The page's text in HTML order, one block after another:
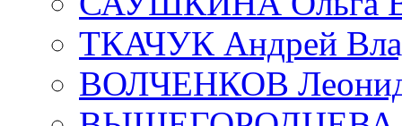
ТКАЧУК Андрей
ВОЛЧЕНКОВ Леонид